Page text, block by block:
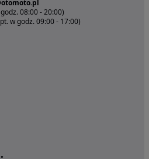
08:00 - 20:00)
w godz. 09:00 - 17:00)